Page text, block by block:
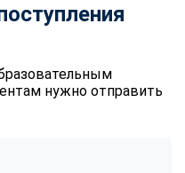
нужно отправить